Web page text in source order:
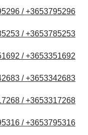
/ +3653795296
/ +3653785253
/ +3653351692
/ +3653342683
/ +3653317268
/ +3653795316